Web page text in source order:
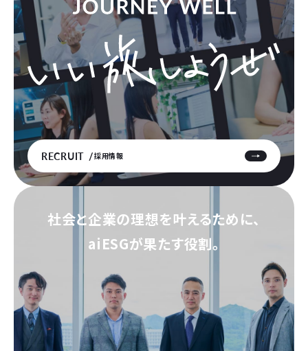
RECRUIT 採用情報
社会と企業の理想を叶えるために、
aiESGが果たす役割。